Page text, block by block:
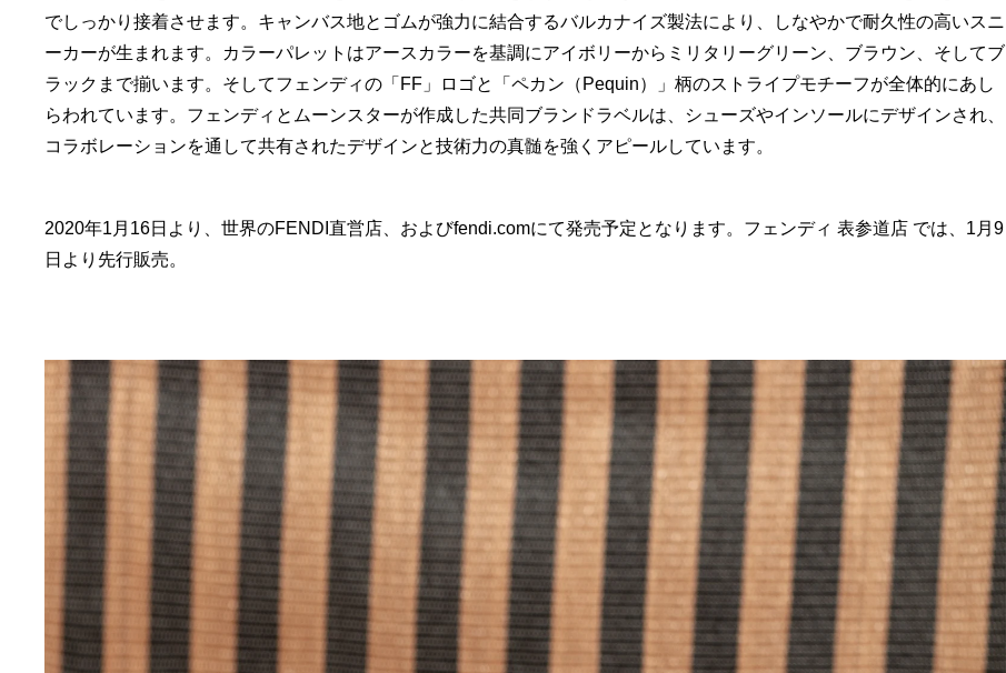
でしっかり接着させます。キャンバス地とゴムが強力に結合するバルカナイズ製法により、しなやかで耐久性の高いスニ
ーカーが生まれます。カラーパレットはアースカラーを基調にアイボリーからミリタリーグリーン、ブラウン、そしてブ
ラックまで揃います。そしてフェンディの「FF」ロゴと「ペカン（Pequin）」柄のストライプモチーフが全体的にあし
らわれています。フェンディとムーンスターが作成した共同ブランドラベルは、シューズやインソールにデザインされ、
コラボレーションを通して共有されたデザインと技術力の真髄を強くアピールしています。
2020年1月16日より、世界のFENDI直営店、およびfendi.comにて発売予定となります。フェンディ 表参道店 では、1月9
日より先行販売。